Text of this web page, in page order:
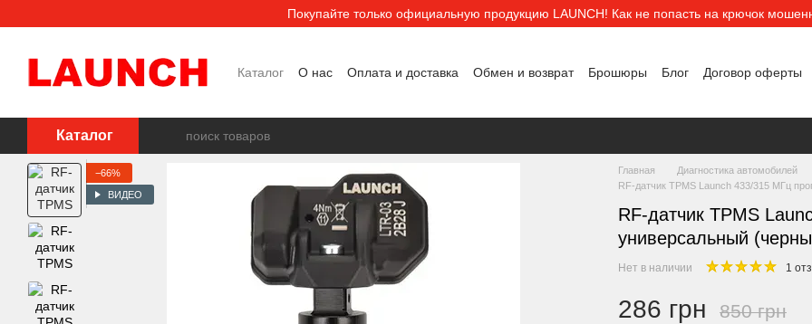
Покупайте только официальную продукцию LAUNCH! Как не попасть на крючок
Каталог О нас Оплата и доставка Обмен и возврат Брошюры Блог
Договор оферты
Каталог
−66%
ВИДЕО
Главная
Диагностика автомобилей
RF-датчик TPMS Launch 433/315 МГц
RF-датчик TPMS
универсальный
Нет в наличии 1
286 грн 850 грн